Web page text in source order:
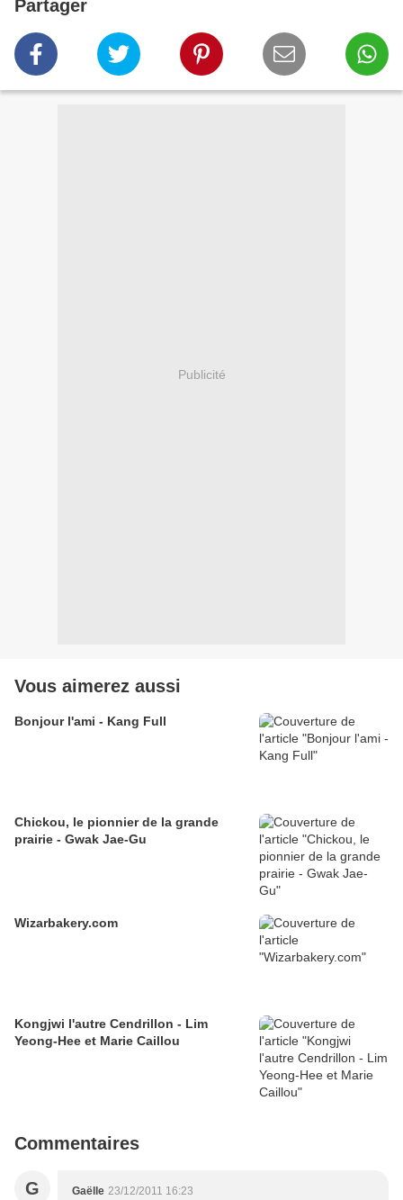
Partager
Publicité
Vous aimerez aussi
Bonjour l'ami - Kang Full
Chickou, le pionnier de la grande
prairie - Gwak Jae-Gu
Wizarbakery.com
Kongjwi l'autre Cendrillon - Lim
Yeong-Hee et Marie Caillou
Commentaires
G Gaëlle 23/12/2011 16:23